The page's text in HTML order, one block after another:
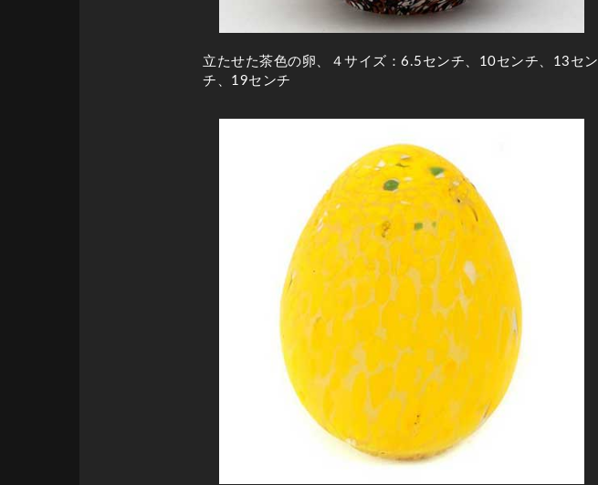
立たせた茶色の卵、４サイズ：6.5センチ、10センチ、13セン
チ、19センチ